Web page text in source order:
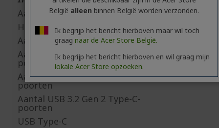
Aantal HDMI aansluitingen
HDMI
Aantal USB 2.0 poorten
Aantal USB 3.2 Gen 1 Type-A-
poorten
Aantal USB 3.2 Gen 2 Type-A-
poorten
Aantal USB 3.2 Gen 2 Type-C-
poorten
USB Type-C
België alleen binnen België worden verzonden.
Ik begrijp het bericht hierboven maar wil toch
graag naar de Acer Store België.
Ik begrijp het bericht hierboven en wil graag mijn
lokale Acer Store opzoeken.